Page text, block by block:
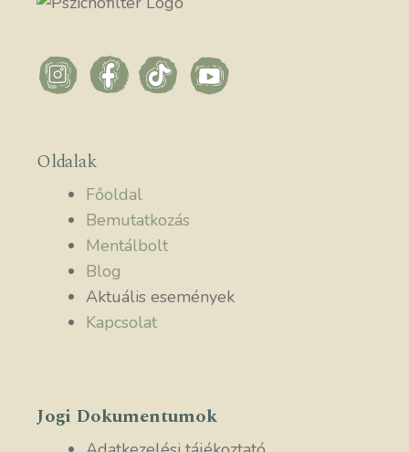
Oldalak
Főoldal
Bemutatkozás
Mentálbolt
Blog
Aktuális események
Kapcsolat
Jogi Dokumentumok